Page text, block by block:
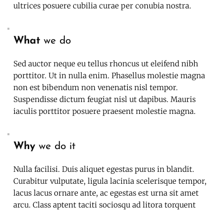
ultrices posuere cubilia curae per conubia nostra.
What we do
Sed auctor neque eu tellus rhoncus ut eleifend nibh
porttitor. Ut in nulla enim. Phasellus molestie magna
non est bibendum non venenatis nisl tempor.
Suspendisse dictum feugiat nisl ut dapibus. Mauris
iaculis porttitor posuere praesent molestie magna.
Why we do it
Nulla facilisi. Duis aliquet egestas purus in blandit.
Curabitur vulputate, ligula lacinia scelerisque tempor,
lacus lacus ornare ante, ac egestas est urna sit amet
arcu. Class aptent taciti sociosqu ad litora torquent